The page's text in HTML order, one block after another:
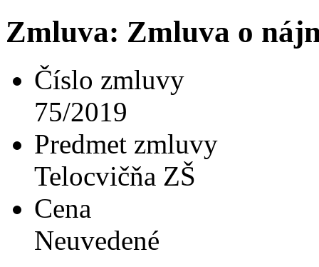
Zmluva: Zmluva o
Číslo zmluvy
75/2019
Predmet zmluvy
Telocvičňa ZŠ
Cena
Neuvedené